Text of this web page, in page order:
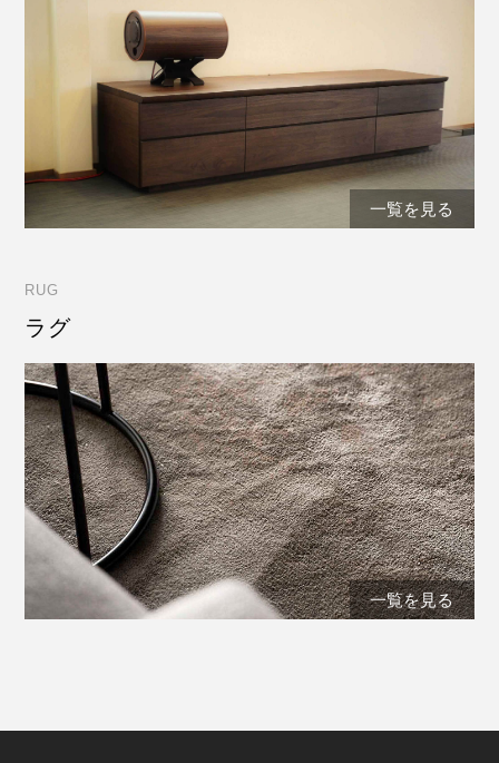
一覧を見る
RUG
ラグ
一覧を見る